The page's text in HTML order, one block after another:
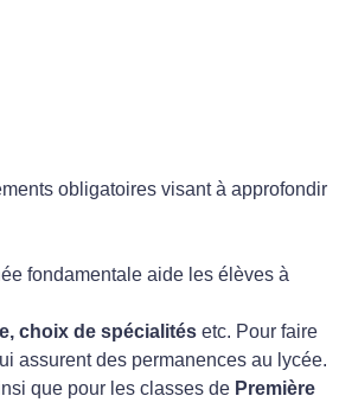
obligatoires visant à approfondir
fondamentale aide les élèves à
choix de spécialités etc. Pour faire
assurent des permanences au lycée.
que pour les classes de Première